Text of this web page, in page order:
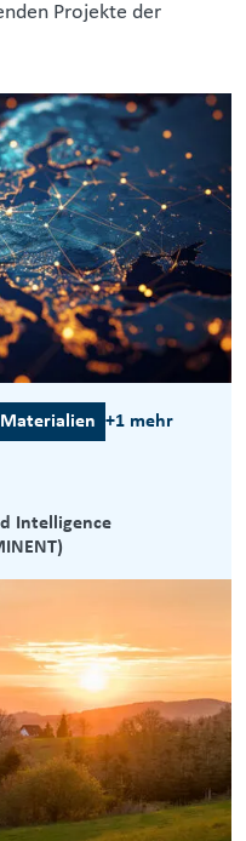
Projekte der
+1 mehr
Intelligence